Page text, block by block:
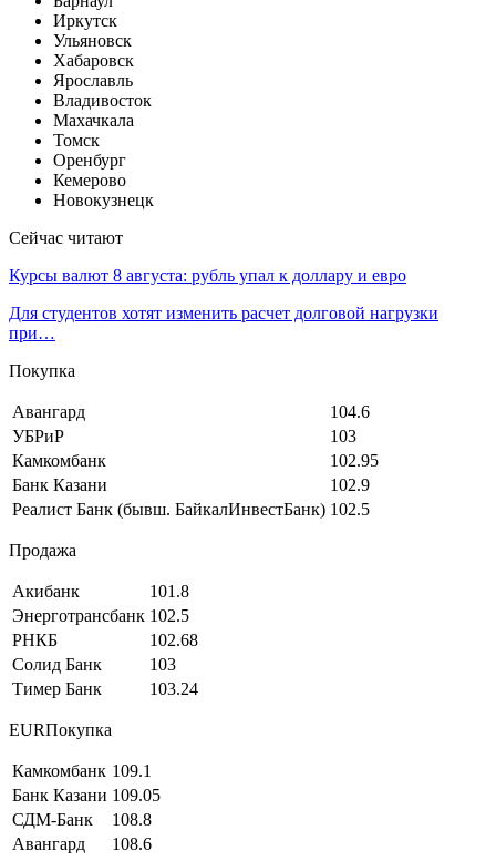
Иркутск
Ульяновск
Хабаровск
Ярославль
Владивосток
Махачкала
Томск
Оренбург
Кемерово
Новокузнецк
Сейчас читают
Курсы валют 8 августа: рубль упал к доллару и евро
Для студентов хотят изменить расчет долговой нагрузки
при…
Покупка
Авангард
104.6
УБРиР
103
Камкомбанк
102.95
Банк Казани
102.9
Реалист Банк (бывш. БайкалИнвестБанк) 102.5
Продажа
Акибанк
101.8
Энерготрансбанк 102.5
РНКБ
102.68
Солид Банк
103
Тимер Банк
103.24
EURПокупка
Камкомбанк 109.1
Банк Казани 109.05
СДМ-Банк
108.8
Авангард
108.6